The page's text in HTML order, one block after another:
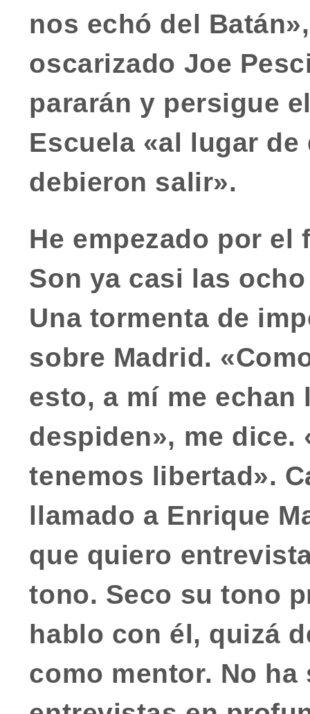
nos echó del
oscarizado Joe
pararán y persigue
Escuela «al lugar
debieron salir».
He empezado por
Son ya casi las
Una tormenta de
sobre Madrid.
esto, a mí me
despiden», me dice.
tenemos libertad».
llamado a Enrique
que quiero
tono. Seco su tono
hablo con él, quizá
como mentor. No